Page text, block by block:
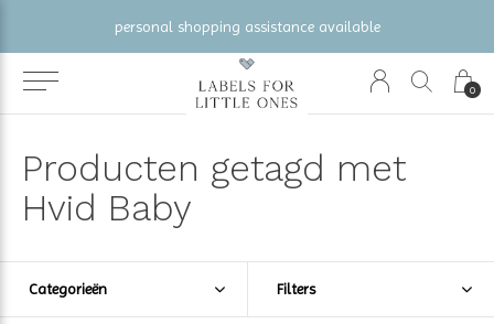
0
personal shopping assistance available
Producten getagd met
Hvid Baby
Categorieën Filters